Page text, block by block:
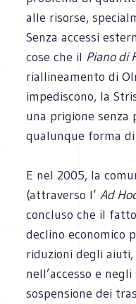
alle risorse,
Senza accessi
cose che il Piano di
riallineamento di
impediscono, la
una prigione senza
qualunque forma
E nel 2005, la
(attraverso l’Ad
concluso che il
declino economico
riduzioni degli
nell’accesso e
sospensione dei